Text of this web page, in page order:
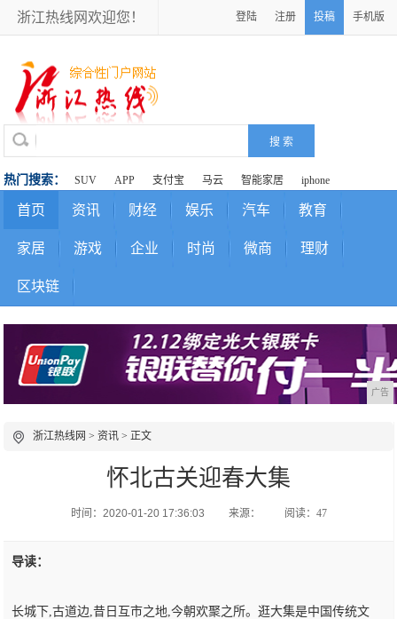
浙江热线网欢迎您！ 登陆 注册 投稿 手机版
热门搜索： SUV APP 支付宝 马云 智能家居 iphone
首页 资讯 财经 娱乐 汽车 教育
家居 游戏 企业 时尚 微商 理财
区块链
广告
浙江热线网 >资讯 > 正文
怀北古关迎春大集
时间：2020-01-20 17:36:03 来源： 阅读：47
导读：
长城下,古道边,昔日互市之地,今朝欢聚之所。逛大集是中国传统文